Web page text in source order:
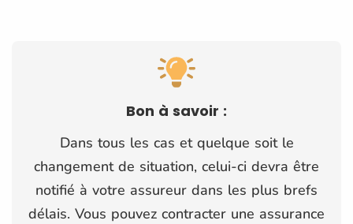
Bon à savoir :
Dans tous les cas et quelque soit le
changement de situation, celui-ci devra être
notifié à votre assureur dans les plus brefs
délais. Vous pouvez contracter une assurance